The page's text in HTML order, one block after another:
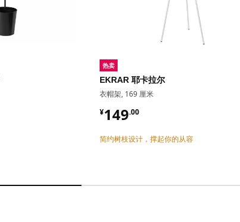
热卖
EKRAR 耶卡拉尔
衣帽架, 169 厘米
¥149.00
¥ 149.00
简约树枝设计，撑起你的从容